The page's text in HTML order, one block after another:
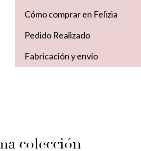
Cómo comprar en Felizia
Pedido Realizado
Fabricación y envío
colección